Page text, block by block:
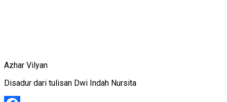
Azhar Vilyan
Disadur dari tulisan Dwi Indah Nursita